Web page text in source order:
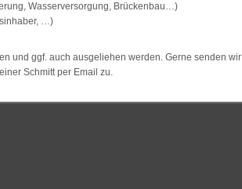
Wasserversorgung, Brückenbau…)
…)
und ggf. auch ausgeliehen werden. Gerne senden wir
Schmitt per Email zu.